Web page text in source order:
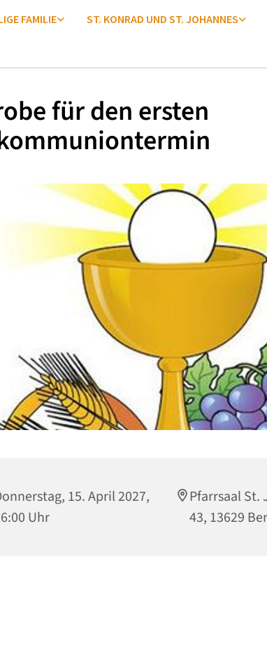
FAMILIE ST. KONRAD UND ST. JOHANNES
für den ersten
15. April 2027,
Uhr
Pfarrsaal St.
43, 13629